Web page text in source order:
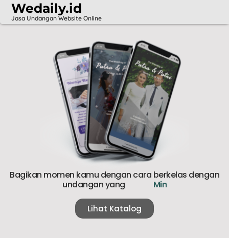
Wedaily.id
Jasa Undangan Website Online
Bagikan momen kamu dengan cara berkelas dengan
undangan yang
Min
Lihat Katalog